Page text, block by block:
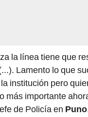
la línea tiene que
Lamento lo que
institución pero
más importante
de Policía en Puno